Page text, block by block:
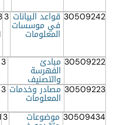
30509242 قواعد البيانات
في موسسات
المعلومات
3
30509222 مبادئ
الفهرسة
والتصنيف
3
30509223 مصادر وخدمات
المعلومات
3
30509434 موضوعات 3